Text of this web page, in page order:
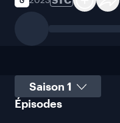
Sélectionner une saison
Épisodes